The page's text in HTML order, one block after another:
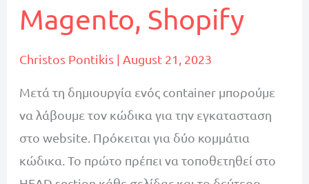
Magento, Shopify
Christos Pontikis | August 21, 2023
Μετά τη δημιουργία ενός container μπορούμε
να λάβουμε τον κώδικα για την εγκατασταση
στο website. Πρόκειται για δύο κομμάτια
κώδικα. Το πρώτο πρέπει να τοποθετηθεί στο